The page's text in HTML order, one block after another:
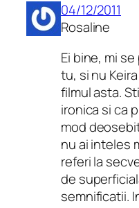
04/12/2011
Rosaline
Ei bine, mi
tu, si nu
filmul asta.
ironica si ca
mod
nu ai inteles
referi la
de
semnificatii.